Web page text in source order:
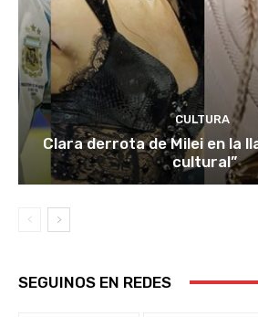
CULTURA
Clara derrota de Milei en la
cultural”
SEGUINOS EN REDES